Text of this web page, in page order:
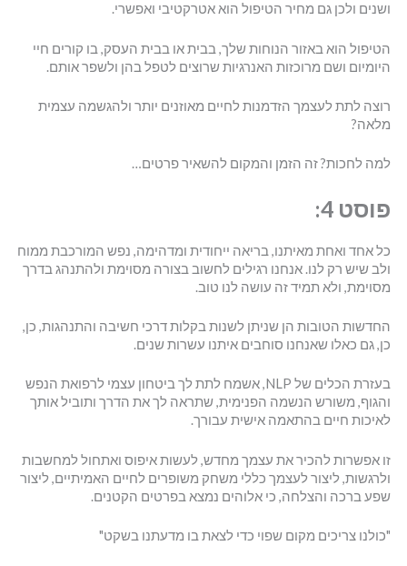
ושנים ולכן גם מחיר הטיפול הוא אטרקטיבי ואפשרי.
הטיפול הוא באזור הנוחות שלך, בבית או בבית העסק, בו קורים חיי
היומיום ושם מרוכזות האנרגיות שרוצים לטפל בהן ולשפר אותם.
רוצה לתת לעצמך הזדמנות לחיים מאוזנים יותר ולהגשמה עצמית
מלאה?
למה לחכות? זה הזמן והמקום להשאיר פרטים…
פוסט 4:
כל אחד ואחת מאיתנו, בריאה ייחודית ומדהימה, נפש המורכבת ממוח
ולב שיש רק לנו. אנחנו רגילים לחשוב בצורה מסוימת ולהתנהג בדרך
מסוימת, ולא תמיד זה עושה לנו טוב.
החדשות הטובות הן שניתן לשנות בקלות דרכי חשיבה והתנהגות, כן,
כן, גם כאלו שאנחנו סוחבים איתנו עשרות שנים.
בעזרת הכלים של NLP, אשמח לתת לך ביטחון עצמי לרפואת הנפש
והגוף, משורש הנשמה הפנימית, שתראה לך את הדרך ותוביל אותך
לאיכות חיים בהתאמה אישית עבורך.
זו אפשרות להכיר את עצמך מחדש, לעשות איפוס ואתחול למחשבות
ולרגשות, ליצור לעצמך כללי משחק משופרים לחיים האמיתיים, ליצור
שפע ברכה והצלחה, כי אלוהים נמצא בפרטים הקטנים.
"כולנו צריכים מקום שפוי כדי לצאת בו מדעתנו בשקט"